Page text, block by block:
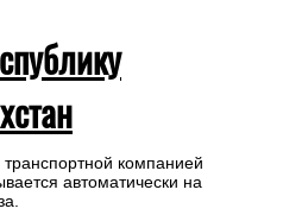
компанией
автоматически на